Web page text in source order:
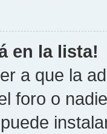
en la lista!
a que la
foro o